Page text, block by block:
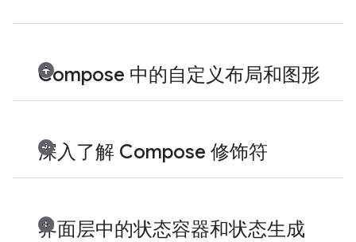
Compose 中的自定义布局和图形
深入了解 Compose 修饰符
界面层中的状态容器和状态生成